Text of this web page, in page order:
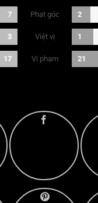
7 Phạt góc 2
3 Việt vị 1
17 Vi phạm 21